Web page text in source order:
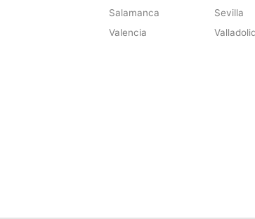
Salamanca
Sevilla
Valencia
Valladolid